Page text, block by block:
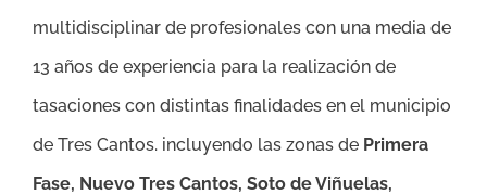
multidisciplinar de profesionales con una media de
13 años de experiencia para la realización de
tasaciones con distintas finalidades en el municipio
de Tres Cantos. incluyendo las zonas de Primera
Fase, Nuevo Tres Cantos, Soto de Viñuelas,